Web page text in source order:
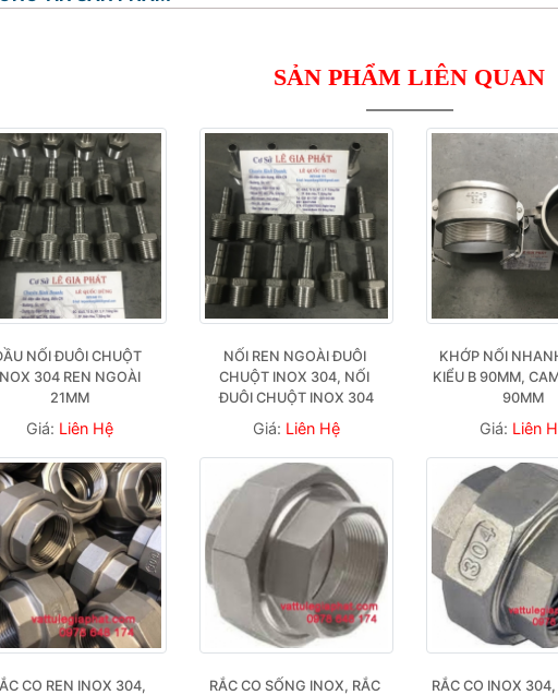
SẢN PHẨM LIÊN QUAN
NỐI ĐUÔI CHUỘT
304 REN NGOÀI
21MM
Giá: Liên Hệ
NỐI REN NGOÀI ĐUÔI
CHUỘT INOX 304, NỐI
ĐUÔI CHUỘT INOX 304
Giá: Liên Hệ
KHỚP NỐI
KIỂU B 90MM,
90MM
Giá: Liên
CO REN INOX 304,
RẮC CO SỐNG INOX, RẮC
RẮC CO INOX 304,